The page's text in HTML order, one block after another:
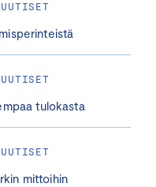
tulokasta
mittoihin